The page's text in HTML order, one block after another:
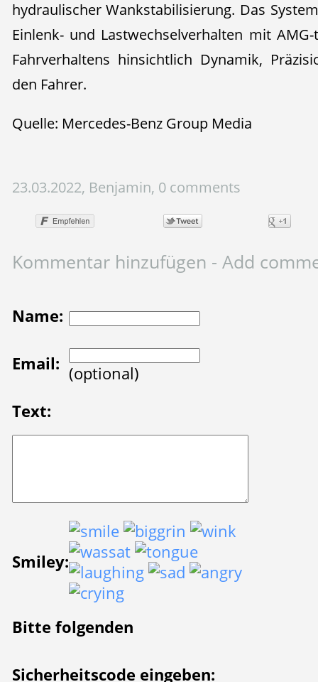
hydraulischer Wankstabilisierung. Das
Einlenk- und Lastwechselverhalten mit
Fahrverhaltens hinsichtlich Dynamik,
den Fahrer.
Quelle: Mercedes-Benz Group Media
23.03.2022, Benjamin, 0 comments
Kommentar hinzufügen - Add
Name:
Email: (optional)
Text:
Smiley:
Bitte folgenden
Sicherheitscode eingeben: